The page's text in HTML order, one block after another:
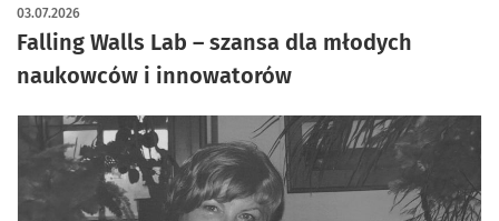
Falling Walls Lab – szansa dla młodych
naukowców i innowatorów
03.07.2026